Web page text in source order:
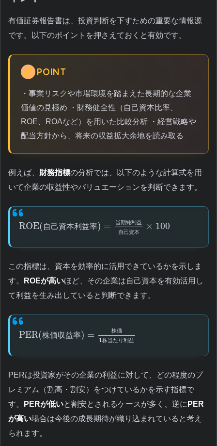
有価証券報告書は、投資判断を下すための重要な情報源
です。以下のポイントを押さえておくと有効です。
POINT
・事業リスクや市場環境を踏まえた長期的な企業
価値の見極め ・財務健全性（自己資本比率、
ROE、ROAなど）を用いた比較分析 ・経営戦略や
配当方針から、将来の収益拡大余地を読み取る
例えば、 財務指標の分析では、以下のような計算式を用
いて企業の収益性やバリュエーションを判断できます。
ROE(自己資本利 益率) = 当期純利益
自己資本
× 100
この指標は、資本を効率的に活用できているかを示しま
す。
ROEが高いほど、その企業は自己資本を有効活用し
て利益を生み出していると判断できます。
PER(株価収益率) = 株価
1株当た り利益
PERは投資家がその企業の利益に対して、どの程度のプ
レミアム（割高・割安）をつけているかを示す指標で
す。
PERが低いと割安とされるケースが多く、逆に PER
が高い場合は今後の成長期待が織り込まれていると考え
られます。